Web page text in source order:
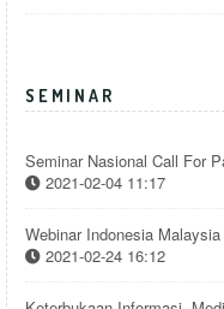
SEMINAR
Seminar Nasional Call For
2021-02-04 11:17
Webinar Indonesia Malaysia
2021-02-24 16:12